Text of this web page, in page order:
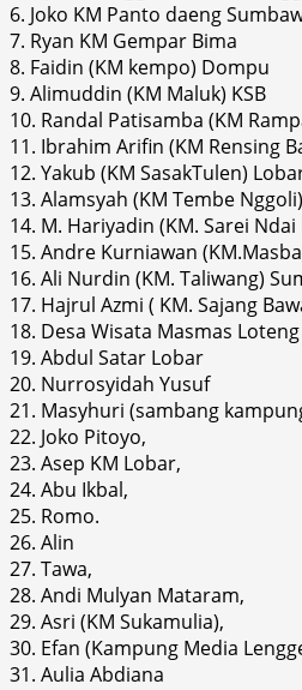
6. Joko KM Panto daeng
7. Ryan KM Gempar Bima
8. Faidin (KM kempo) Dompu
9. Alimuddin (KM Maluk) KSB
10. Randal Patisamba (KM
11. Ibrahim Arifin (KM Rensing
12. Yakub (KM SasakTulen)
13. Alamsyah (KM Tembe
14. M. Hariyadin (KM. Sarei
15. Andre Kurniawan
16. Ali Nurdin (KM. Taliwang)
17. Hajrul Azmi ( KM. Sajang
18. Desa Wisata Masmas Loteng
19. Abdul Satar Lobar
20. Nurrosyidah Yusuf
21. Masyhuri (sambang
22. Joko Pitoyo,
23. Asep KM Lobar,
24. Abu Ikbal,
25. Romo.
26. Alin
27. Tawa,
28. Andi Mulyan Mataram,
29. Asri (KM Sukamulia),
30. Efan (Kampung Media
31. Aulia Abdiana